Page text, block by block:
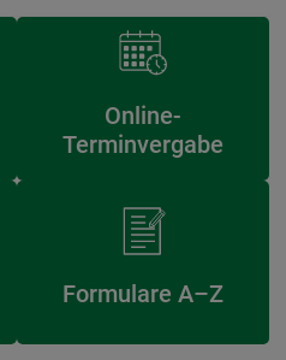
Online-
Terminvergabe
Formulare A–Z